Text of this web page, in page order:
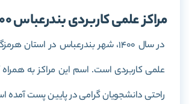
مراکز علمی کاربردی بندرعباس 1400
علمی کاربردی است. اسم این مراکز به
راحتی دانشجویان گرامی در پایین پست آمده